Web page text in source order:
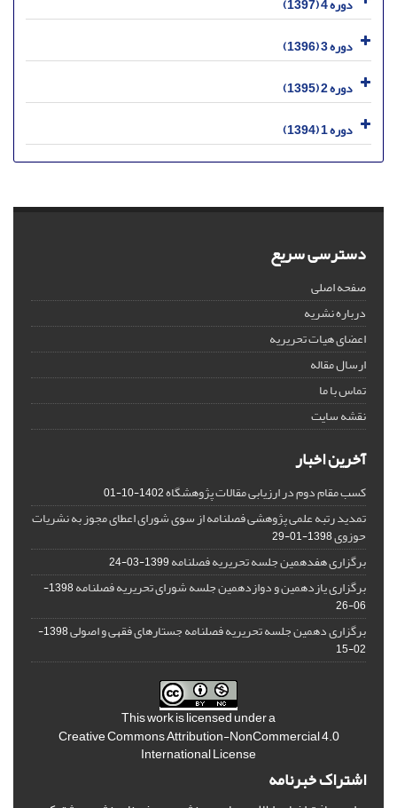
دوره 4 (1397)
دوره 3 (1396)
دوره 2 (1395)
دوره 1 (1394)
دسترسی سریع
صفحه اصلی
درباره نشریه
اعضای هیات تحریریه
ارسال مقاله
تماس با ما
نقشه سایت
آخرین اخبار
کسب مقام دوم در ارزیابی مقالات پژوهشگاه1402-10-01
تمدید رتبه علمی پژوهشی فصلنامه از سوی شورای اعطای مجوز به نشریات
حوزوی1398-01-29
برگزاری هفدهمین جلسه تحریریه فصلنامه1399-03-24
برگزاری یازدهمین و دوازدهمین جلسه شورای تحریریه فصلنامه
1398-
06-26
برگزاری دهمین جلسه تحریریه فصلنامه جستارهای فقهی و اصولی
1398-
02-15
This work is licensed under a
Creative Commons Attribution-NonCommercial 4.0
International License
اشتراک خبرنامه